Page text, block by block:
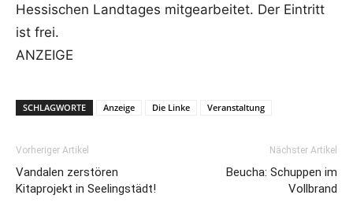
Hessischen Landtages mitgearbeitet. Der Eintritt
ist frei.
ANZEIGE
SCHLAGWORTE Anzeige Die Linke Veranstaltung
Vorheriger Artikel
Vandalen zerstören
Kitaprojekt in Seelingstädt!
Nächster Artikel
Beucha: Schuppen im
Vollbrand